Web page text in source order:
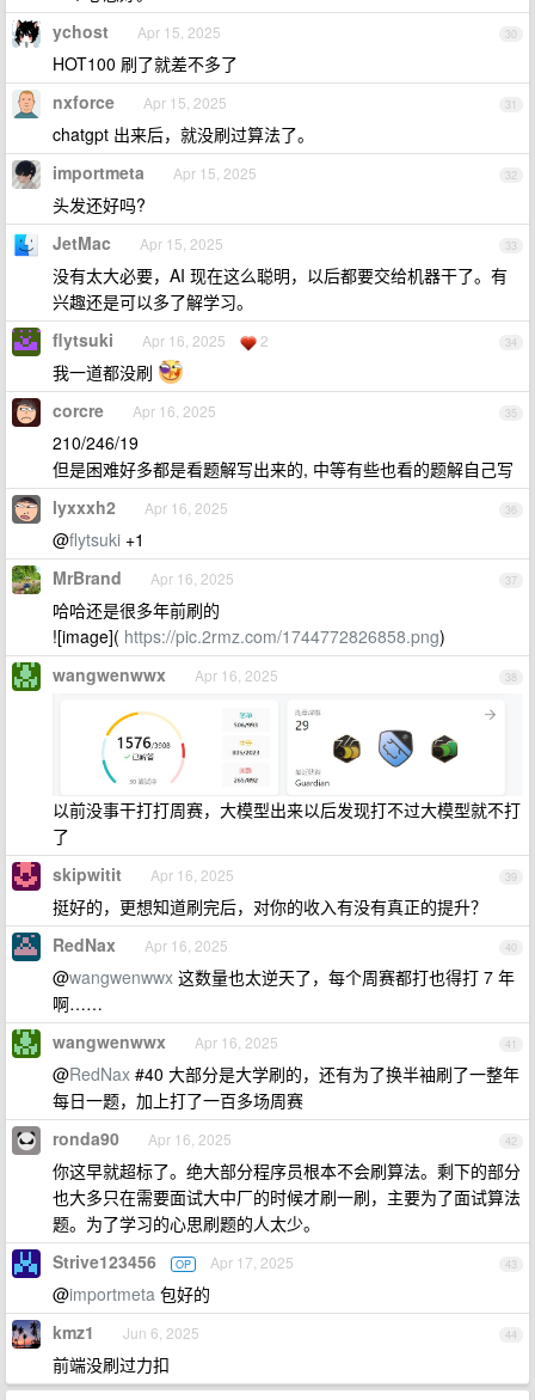
30
ychost Apr 15, 2025
HOT100 刷了就差不多了
31
nxforce Apr 15, 2025
chatgpt 出来后，就没刷过算法了。
32
importmeta Apr 15, 2025
头发还好吗?
33
JetMac Apr 15, 2025
没有太大必要，AI 现在这么聪明，以后都要交给机器干了。有
兴趣还是可以多了解学习。
34
flytsuki Apr 16, 2025 2
我一道都没刷
35
corcre Apr 16, 2025
210/246/19
但是困难好多都是看题解写出来的, 中等有些也看的题解自己写
36
lyxxxh2 Apr 16, 2025
@flytsuki +1
37
MrBrand Apr 16, 2025
哈哈还是很多年前刷的
![image]( https://pic.2rmz.com/1744772826858.png)
38
wangwenwwx Apr 16, 2025
以前没事干打打周赛，大模型出来以后发现打不过大模型就不打
了
39
skipwitit Apr 16, 2025
挺好的，更想知道刷完后，对你的收入有没有真正的提升？
40
RedNax Apr 16, 2025
@wangwenwwx 这数量也太逆天了，每个周赛都打也得打 7 年
啊……
41
wangwenwwx Apr 16, 2025
@RedNax #40 大部分是大学刷的，还有为了换半袖刷了一整年
每日一题，加上打了一百多场周赛
42
ronda90 Apr 16, 2025
你这早就超标了。绝大部分程序员根本不会刷算法。剩下的部分
也大多只在需要面试大中厂的时候才刷一刷，主要为了面试算法
题。为了学习的心思刷题的人太少。
43
Strive123456 OP Apr 17, 2025
@importmeta 包好的
44
kmz1 Jun 6, 2025
前端没刷过力扣